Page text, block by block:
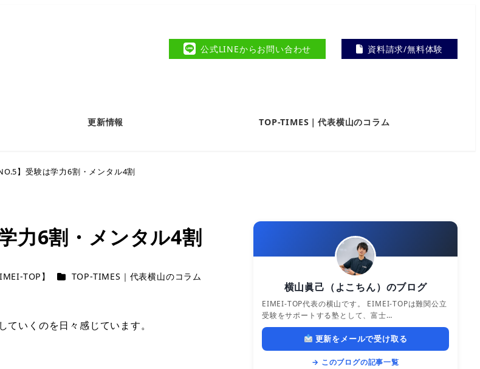
公式LINEからお問い合わせ 資料請求/無料体験
更新情報 TOP-TIMES｜代表横山のコラム
】受験は学力6割・メンタル4割
力6割・メンタル4割
TOP】 カテゴリー
TOP-TIMES｜代表横山のコラム
いくのを日々感じています。
横山眞己（よこちん）のブログ
EIMEI-TOP代表の横山です。 EIMEI-TOPは難関公立
受験をサポートする塾として、富士…
更新をメールで受け取る
→ このブログの記事一覧